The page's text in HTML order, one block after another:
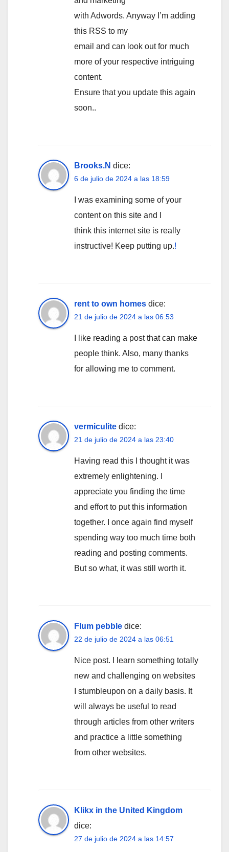
with Adwords. Anyway I’m adding
this RSS to my
email and can look out for much
more of your respective intriguing
content.
Ensure that you update this again
soon..
Brooks.N dice:
6 de julio de 2024 a las 18:59
I was examining some of your
content on this site and I
think this internet site is really
instructive! Keep putting up.!
rent to own homes dice:
21 de julio de 2024 a las 06:53
I like reading a post that can make
people think. Also, many thanks
for allowing me to comment.
vermiculite dice:
21 de julio de 2024 a las 23:40
Having read this I thought it was
extremely enlightening. I
appreciate you finding the time
and effort to put this information
together. I once again find myself
spending way too much time both
reading and posting comments.
But so what, it was still worth it.
Flum pebble dice:
22 de julio de 2024 a las 06:51
Nice post. I learn something totally
new and challenging on websites
I stumbleupon on a daily basis. It
will always be useful to read
through articles from other writers
and practice a little something
from other websites.
Klikx in the United Kingdom
dice:
27 de julio de 2024 a las 14:57